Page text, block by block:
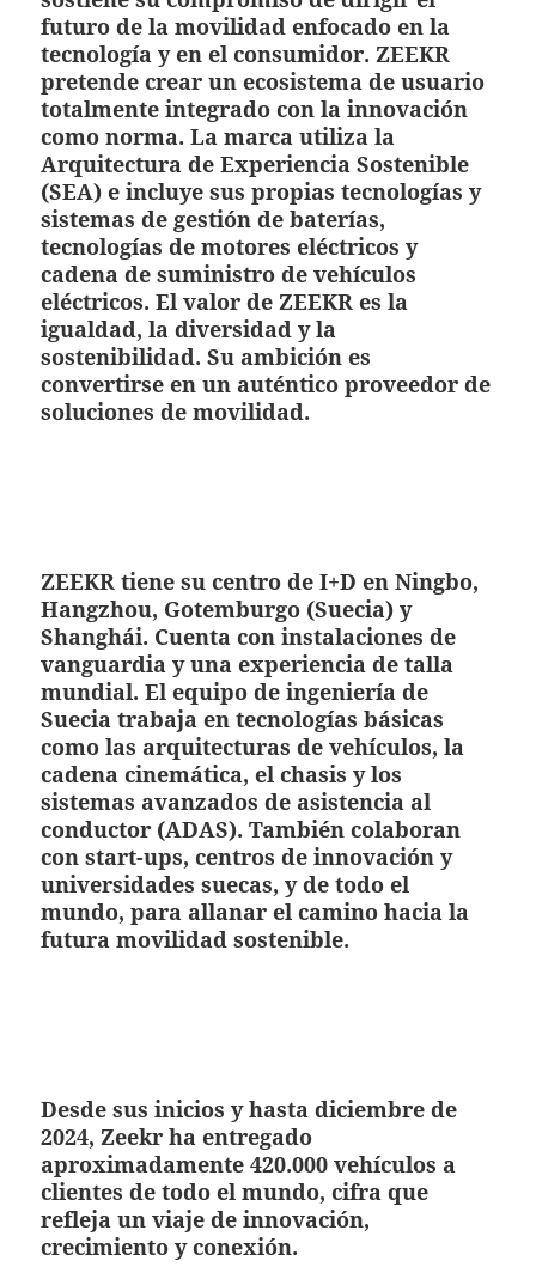
futuro de la movilidad enfocado en la
tecnología y en el consumidor. ZEEKR
pretende crear un ecosistema de usuario
totalmente integrado con la innovación
como norma. La marca utiliza la
Arquitectura de Experiencia Sostenible
(SEA) e incluye sus propias tecnologías y
sistemas de gestión de baterías,
tecnologías de motores eléctricos y
cadena de suministro de vehículos
eléctricos. El valor de ZEEKR es la
igualdad, la diversidad y la
sostenibilidad. Su ambición es
convertirse en un auténtico proveedor de
soluciones de movilidad.
ZEEKR tiene su centro de I+D en Ningbo,
Hangzhou, Gotemburgo (Suecia) y
Shanghái. Cuenta con instalaciones de
vanguardia y una experiencia de talla
mundial. El equipo de ingeniería de
Suecia trabaja en tecnologías básicas
como las arquitecturas de vehículos, la
cadena cinemática, el chasis y los
sistemas avanzados de asistencia al
conductor (ADAS). También colaboran
con start-ups, centros de innovación y
universidades suecas, y de todo el
mundo, para allanar el camino hacia la
futura movilidad sostenible.
Desde sus inicios y hasta diciembre de
2024, Zeekr ha entregado
aproximadamente 420.000 vehículos a
clientes de todo el mundo, cifra que
refleja un viaje de innovación,
crecimiento y conexión.